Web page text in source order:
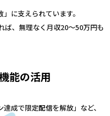
に支えられています。
ば、無理なく月収20〜50万円も
能の活用
達成で限定配信を解放」など、